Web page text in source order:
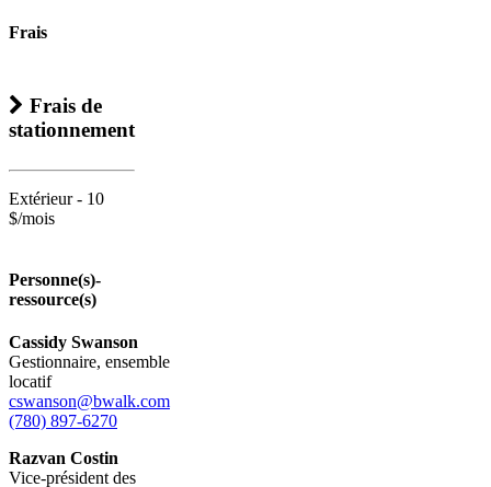
Frais
Frais de
stationnement
Extérieur - 10
$/mois
Personne(s)-
ressource(s)
Cassidy Swanson
Gestionnaire, ensemble
locatif
cswanson@bwalk.com
(780) 897-6270
Razvan Costin
Vice-président des